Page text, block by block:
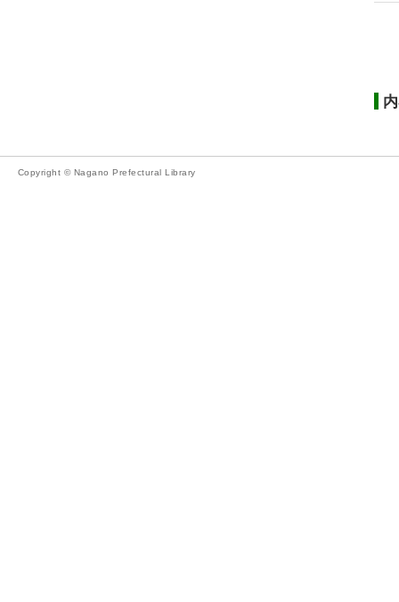
Copyright © Nagano Prefectural Library